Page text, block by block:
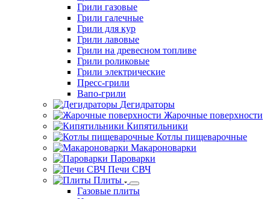
Грили газовые
Грили галечные
Грили для кур
Грили лавовые
Грили на древесном топливе
Грили роликовые
Грили электрические
Пресс-грили
Вапо-грили
Дегидраторы
Жарочные поверхности
Кипятильники
Котлы пищеварочные
Макароноварки
Пароварки
Печи СВЧ
Плиты
Газовые плиты